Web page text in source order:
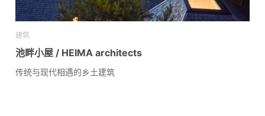
建筑
池畔小屋 / HEIMA architects
传统与现代相遇的乡土建筑